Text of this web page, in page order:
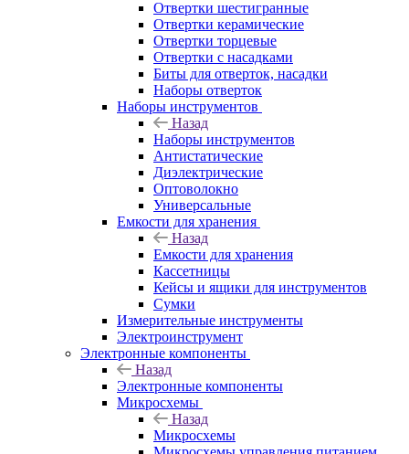
Отвертки шестигранные
Отвертки керамические
Отвертки торцевые
Отвертки с насадками
Биты для отверток, насадки
Наборы отверток
Наборы инструментов
Назад
Наборы инструментов
Антистатические
Диэлектрические
Оптоволокно
Универсальные
Емкости для хранения
Назад
Емкости для хранения
Кассетницы
Кейсы и ящики для инструментов
Сумки
Измерительные инструменты
Электроинструмент
Электронные компоненты
Назад
Электронные компоненты
Микросхемы
Назад
Микросхемы